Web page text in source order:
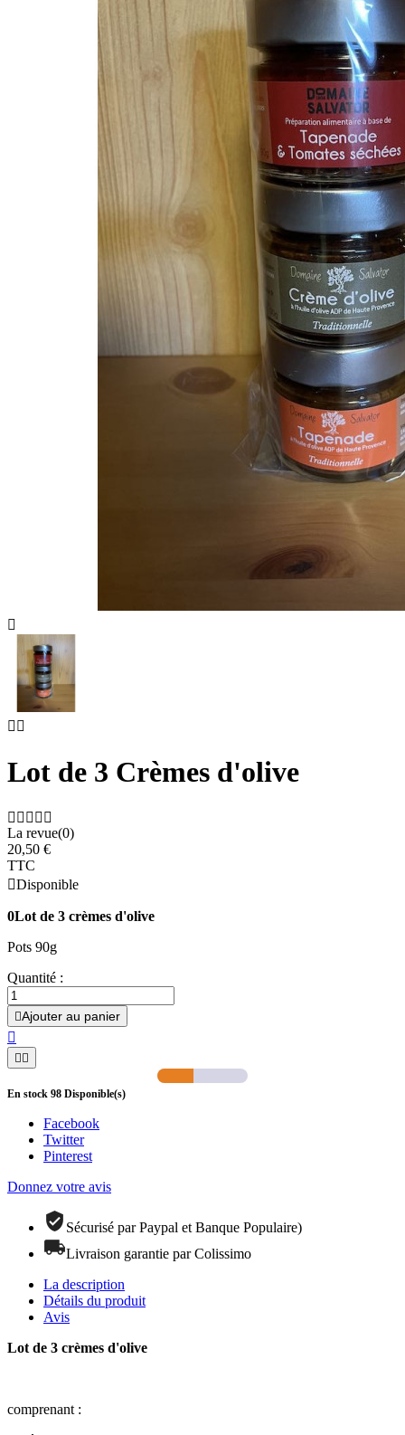

 
Lot de 3 Crèmes d'olive
    
La revue(0)
20,50 €
TTC
Disponible
0Lot de 3 crèmes d'olive
Pots 90g
Quantité :
Ajouter au panier


En stock 98 Disponible(s)
Facebook
Twitter
Pinterest
Donnez votre avis
Sécurisé par Paypal et Banque Populaire)
Livraison garantie par Colissimo
La description
Détails du produit
Avis
Lot de 3 crèmes d'olive
comprenant :